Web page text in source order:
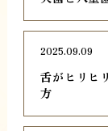
舌がヒリヒ
方
2025.09.09